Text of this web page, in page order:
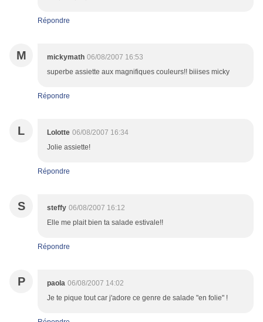
Répondre
M mickymath 06/08/2007 16:53
superbe assiette aux magnifiques couleurs!! biiises micky
Répondre
L Lolotte 06/08/2007 16:34
Jolie assiette!
Répondre
S steffy 06/08/2007 16:12
Elle me plait bien ta salade estivale!!
Répondre
P paola 06/08/2007 14:02
Je te pique tout car j'adore ce genre de salade "en folie" !